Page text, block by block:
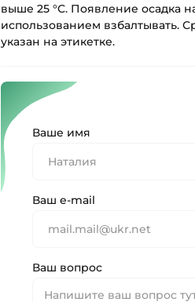
выше 25 °С. Появление осадка
использованием взбалтывать.
указан на этикетке.
Ваше имя
Ваш e-mail
Ваш вопрос